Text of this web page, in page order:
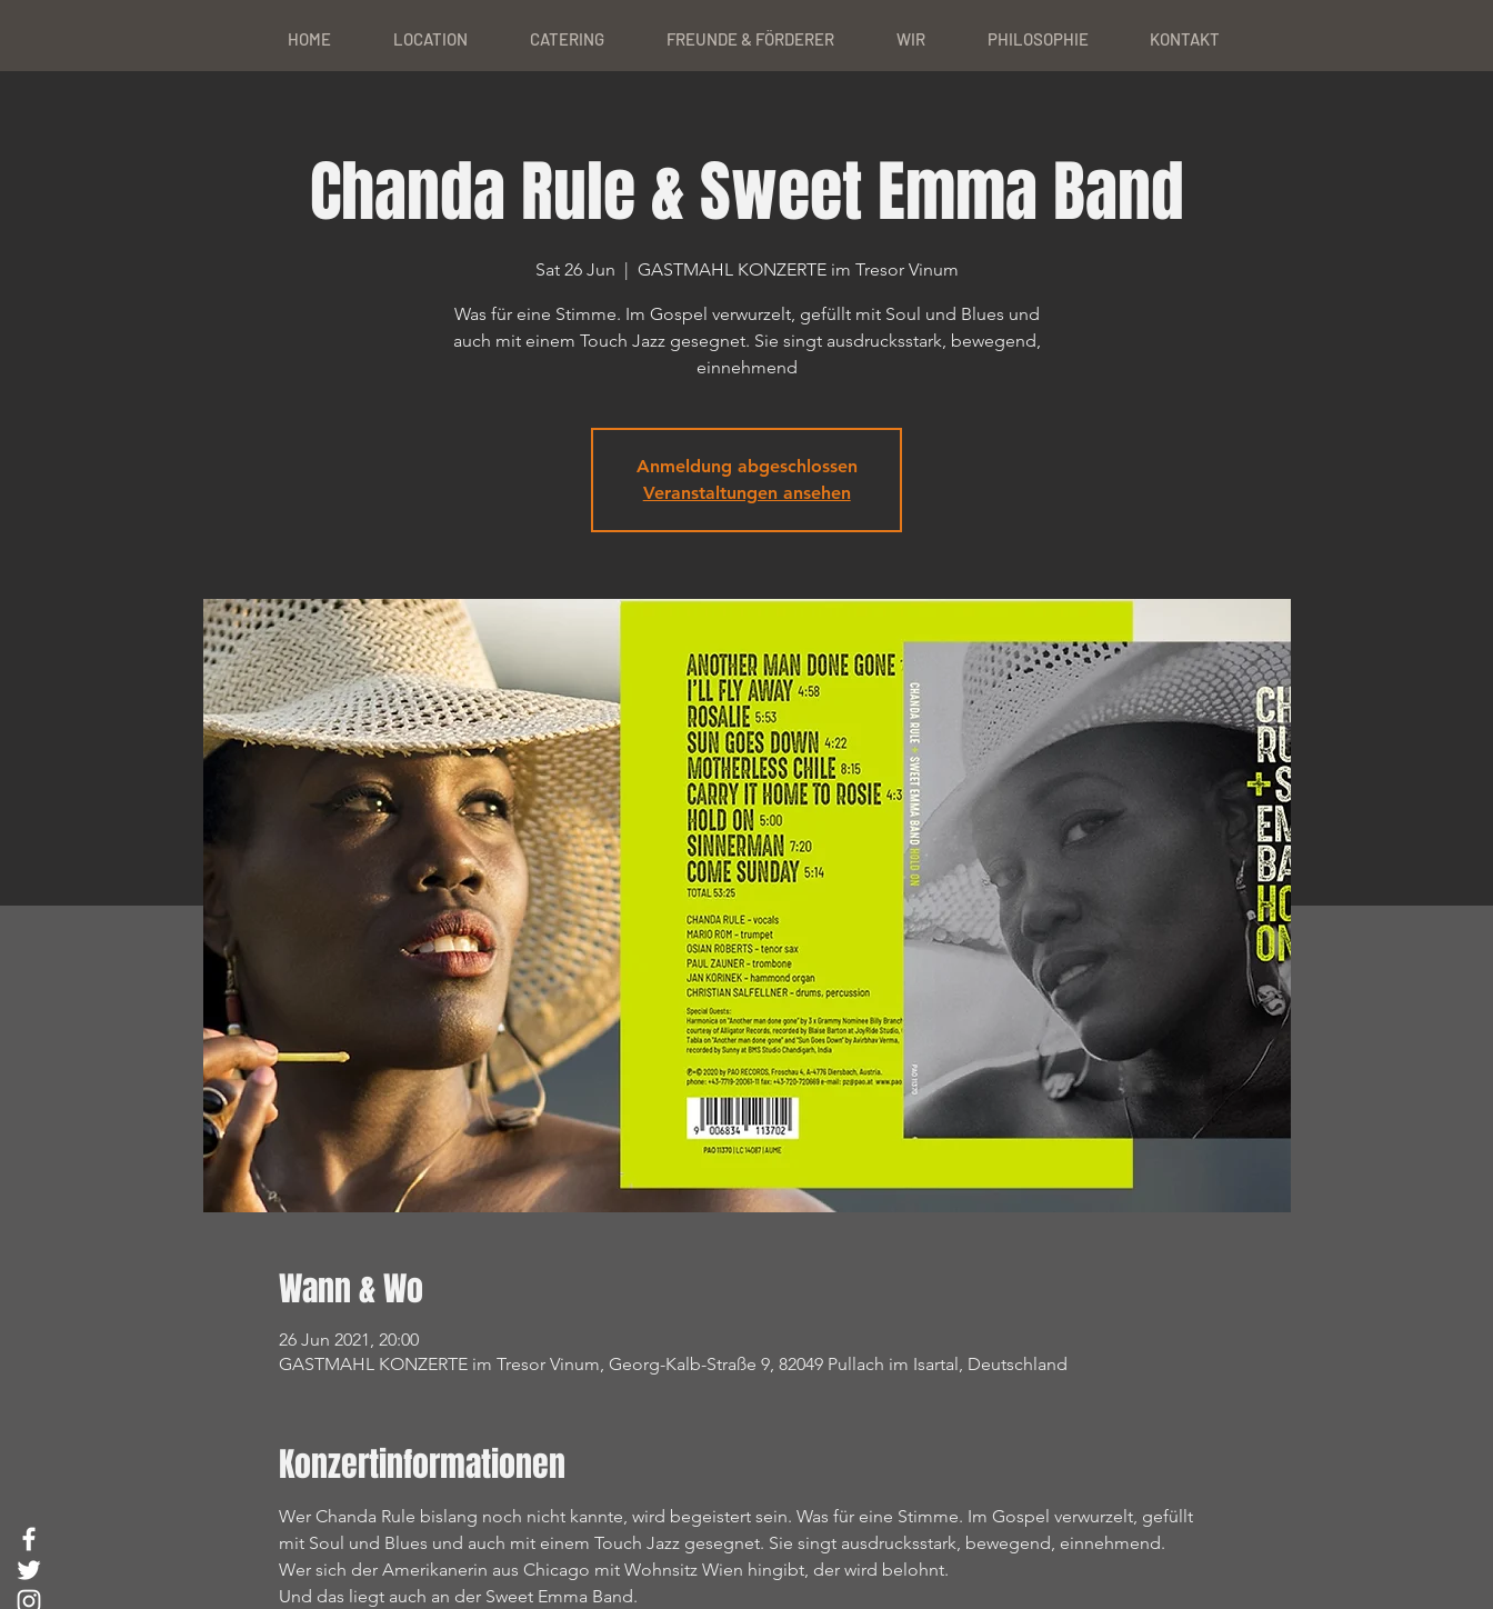
HOME LOCATION CATERING FREUNDE & FÖRDERER WIR PHILOSOPHIE KONTAKT
Chanda Rule & Sweet Emma Band
Sat 26 Jun
  |
GASTMAHL KONZERTE im Tresor Vinum
Was für eine Stimme. Im Gospel verwurzelt, gefüllt mit Soul und Blues und
auch mit einem Touch Jazz gesegnet. Sie singt ausdrucksstark, bewegend,
einnehmend
Anmeldung abgeschlossen
Veranstaltungen ansehen
Wann & Wo
26 Jun 2021, 20:00
GASTMAHL KONZERTE im Tresor Vinum, Georg-Kalb-Straße 9, 82049 Pullach im Isartal, Deutschland
Konzertinformationen
Wer Chanda Rule bislang noch nicht kannte, wird begeistert sein. Was für eine Stimme. Im Gospel verwurzelt, gefüllt
mit Soul und Blues und auch mit einem Touch Jazz gesegnet. Sie singt ausdrucksstark, bewegend, einnehmend.
Wer sich der Amerikanerin aus Chicago mit Wohnsitz Wien hingibt, der wird belohnt.
Und das liegt auch an der Sweet Emma Band.